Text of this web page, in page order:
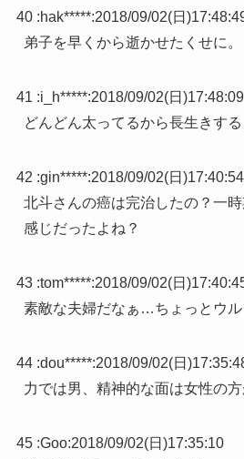
40 :hak*****:2018/09/02(日
弟子を早くから逝かせたくせに。
41 :i_h*****:2018/09/02(日)17:48:09
どんどん太ってるから長生きする
42 :gin*****:2018/09/02(日)17:40:54
北斗さんの癌は完治したの？一
感じだったよね？
43 :tom*****:2018/09/02(日
素敵な夫婦だなぁ…ちょっとウル
44 :dou*****:2018/09/02(日
力では男、精神的な面は女性の
45 :Goo:2018/09/02(日)17:35:10